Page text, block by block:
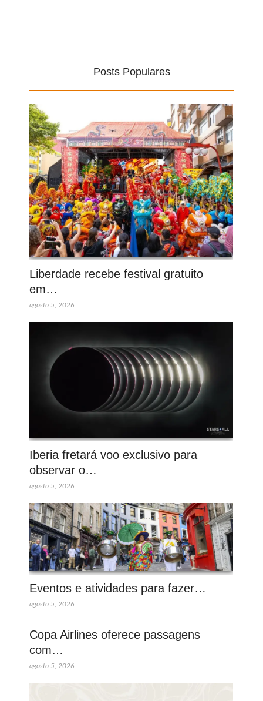
Posts Populares
Liberdade recebe festival gratuito
em…
agosto 5, 2026
Iberia fretará voo exclusivo para
observar o…
agosto 5, 2026
Eventos e atividades para fazer…
agosto 5, 2026
Copa Airlines oferece passagens
com…
agosto 5, 2026